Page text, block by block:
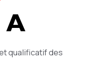
qualificatif des